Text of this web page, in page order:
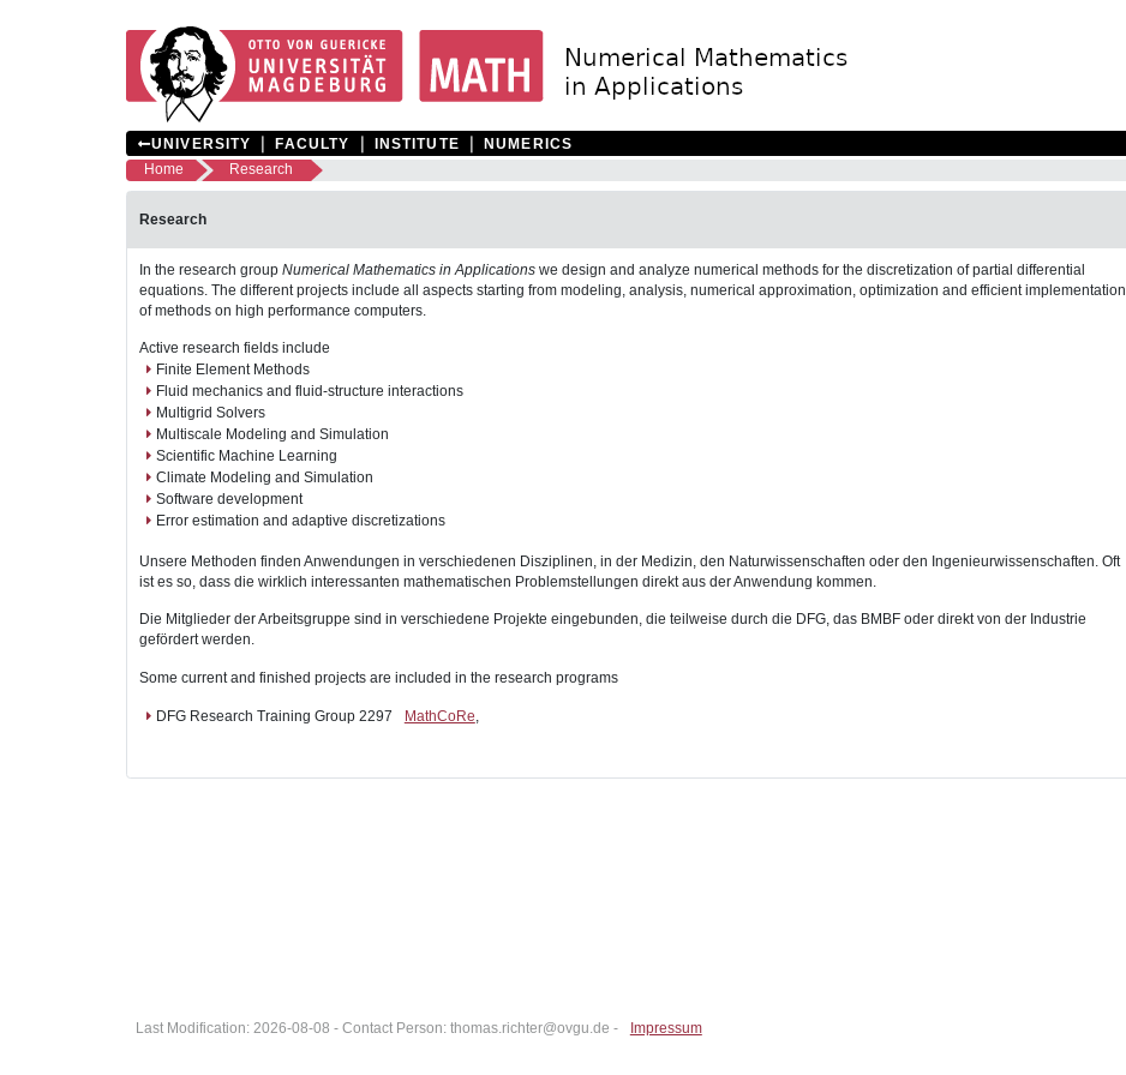
UNIVERSITY ❘FACULTY ❘ INSTITUTE ❘
NUMERICS
Home
Research
Research
In the research group Numerical Mathematics in Applicationswe design and analyze numerical methods for the discretization of partial differential
equations. The different projects include all aspects starting from modeling, analysis, numerical approximation, optimization and efficient implementation
of methods on high performance computers.
Active research fields include
Finite Element Methods
Fluid mechanics and fluid-structure interactions
Multigrid Solvers
Multiscale Modeling and Simulation
Scientific Machine Learning
Climate Modeling and Simulation
Software development
Error estimation and adaptive discretizations
Unsere Methoden finden Anwendungen in verschiedenen Disziplinen, in der Medizin, den Naturwissenschaften oder den Ingenieurwissenschaften. Oft
ist es so, dass die wirklich interessanten mathematischen Problemstellungen direkt aus der Anwendung kommen.
Die Mitglieder der Arbeitsgruppe sind in verschiedene Projekte eingebunden, die teilweise durch die DFG, das BMBF oder direkt von der Industrie
gefördert werden.
Some current and finished projects are included in the research programs
DFG Research Training Group 2297 MathCoRe
Last Modification: 2026-08-08 - Contact Person: thomas.richter@ovgu.de - Impressum